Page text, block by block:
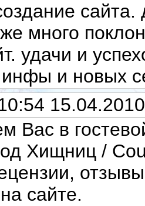
много
удачи и
инфы и новых
15.04.2010
Вас в
Хищниц /
сайте.